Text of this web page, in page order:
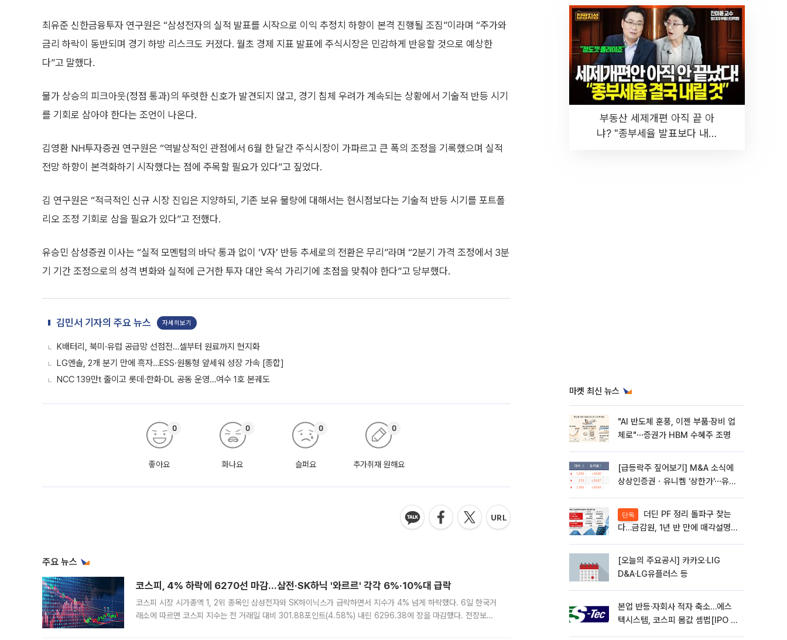
최유준 신한금융투자 연구원은 “삼성전자의 실적 발표를 시작으로 이익 추정치 하향이 본격 진행될 조짐”이라며 “주가와
금리 하락이 동반되며 경기 하방 리스크도 커졌다. 월초 경제 지표 발표에 주식시장은 민감하게 반응할 것으로 예상한
다”고 말했다.
물가 상승의 피크아웃(정점 통과)의 뚜렷한 신호가 발견되지 않고, 경기 침체 우려가 계속되는 상황에서 기술적 반등 시기
를 기회로 삼아야 한다는 조언이 나온다.
김영환 NH투자증권 연구원은 “역발상적인 관점에서 6월 한 달간 주식시장이 가파르고 큰 폭의 조정을 기록했으며 실적
전망 하향이 본격화하기 시작했다는 점에 주목할 필요가 있다”고 짚었다.
김 연구원은 “적극적인 신규 시장 진입은 지양하되, 기존 보유 물량에 대해서는 현시점보다는 기술적 반등 시기를 포트폴
리오 조정 기회로 삼을 필요가 있다”고 전했다.
유승민 삼성증권 이사는 “실적 모멘텀의 바닥 통과 없이 ‘V자’ 반등 추세로의 전환은 무리”라며 “2분기 가격 조정에서 3분
기 기간 조정으로의 성격 변화와 실적에 근거한 투자 대안 옥석 가리기에 초점을 맞춰야 한다”고 당부했다.
김민서 기자의 주요 뉴스 자세히보기
K배터리, 북미·유럽 공급망 선점전…셀부터 원료까지 현지화
LG엔솔, 2개 분기 만에 흑자…ESS·원통형 앞세워 성장 가속 [종합]
NCC 139만t 줄이고 롯데·한화·DL 공동 운영…여수 1호 본궤도
좋아요
0
화나요
0
슬퍼요
0
추가취재 원해요
0
주요 뉴스
코스피, 4% 하락에 6270선 마감…삼전·SK하닉 '와르르' 각각 6%·10%대 급락
코스피 시장 시가총액 1, 2위 종목인 삼성전자와 SK하이닉스가 급락하면서 지수가 4% 넘게 하락했다. 6일 한국거
래소에 따르면 코스피 지수는 전 거래일 대비 301.88포인트(4.58%) 내린 6296.38에 장을 마감했다. 전장보다
부동산 세제개편 아직 끝 아
냐? "종부세율 발표보다 내릴
마켓 최신 뉴스
"AI 반도체 훈풍, 이젠 부품·장비 업
체로"⋯증권가 HBM 수혜주 조명
[급등락주 짚어보기] M&A 소식에
상상인증권ㆍ유니켐 ‘상한가’⋯유증
단독
다…금감원, 1년 반 만에 매각설명회
[오늘의 주요공시] 카카오·LIG
D&A·LG유플러스 등
본업 반등·자회사 적자 축소…에스
텍시스템, 코스피 몸값 셈법[IPO 엑